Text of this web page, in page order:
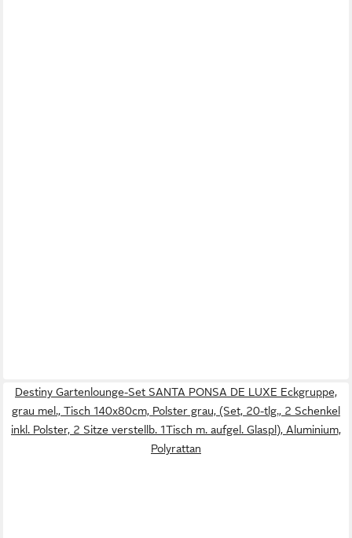
Destiny Gartenlounge-Set SANTA PONSA DE LUXE Eckgruppe,
grau mel., Tisch 140x80cm, Polster grau, (Set, 20-tlg., 2 Schenkel
inkl. Polster, 2 Sitze verstellb. 1Tisch m. aufgel. Glaspl), Aluminium,
Polyrattan